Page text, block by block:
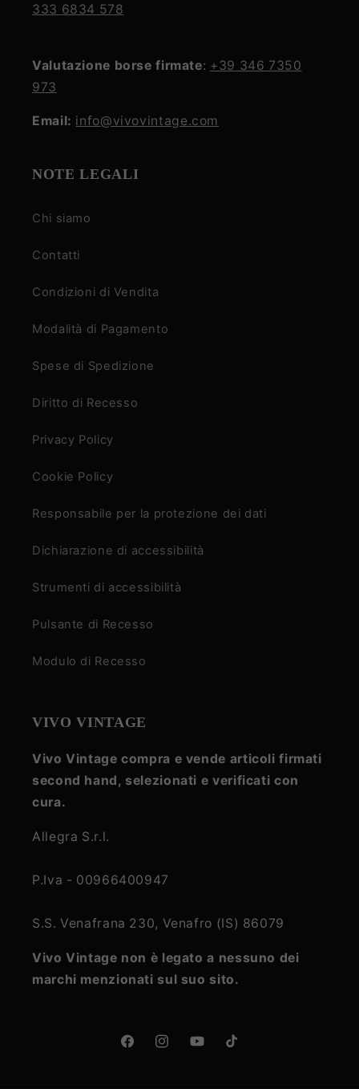
333 6834 578
Valutazione borse firmate: +39 346 7350
973
Email: info@vivovintage.com
NOTE LEGALI
Chi siamo
Contatti
Condizioni di Vendita
Modalità di Pagamento
Spese di Spedizione
Diritto di Recesso
Privacy Policy
Cookie Policy
Responsabile per la protezione dei dati
Dichiarazione di accessibilità
Strumenti di accessibilità
Pulsante di Recesso
Modulo di Recesso
VIVO VINTAGE
Vivo Vintage compra e vende articoli firmati
second hand, selezionati e verificati con
cura.
Allegra S.r.l.
P.Iva - 00966400947
S.S. Venafrana 230, Venafro (IS) 86079
Vivo Vintage non è legato a nessuno dei
marchi menzionati sul suo sito.
FacebookInstagramYouTubeTikTok